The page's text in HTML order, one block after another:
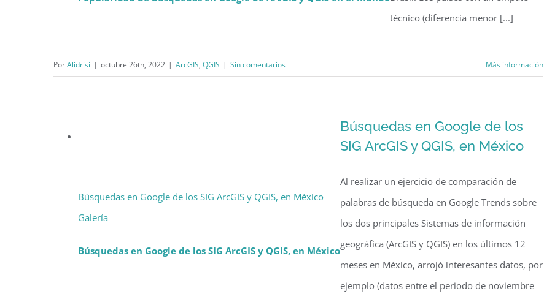
técnico (diferencia menor [...]
PorAlidrisi | octubre 26th, 2022 | ArcGIS, QGIS | Sin comentarios Más información
Búsquedas en Google de los SIG ArcGIS y QGIS, en México
Galería
Búsquedas en Google de los SIG ArcGIS y QGIS, en México
Búsquedas en Google de los
SIG ArcGIS y QGIS, en México
Al realizar un ejercicio de comparación de
palabras de búsqueda en Google Trends sobre
los dos principales Sistemas de información
geográfica (ArcGIS y QGIS) en los últimos 12
meses en México, arrojó interesantes datos, por
ejemplo (datos entre el periodo de noviembre